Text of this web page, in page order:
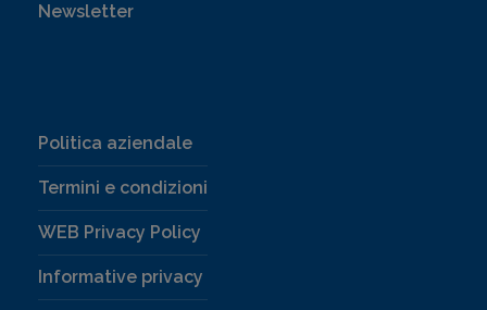
Newsletter
Politica aziendale
Termini e condizioni
WEB Privacy Policy
Informative privacy